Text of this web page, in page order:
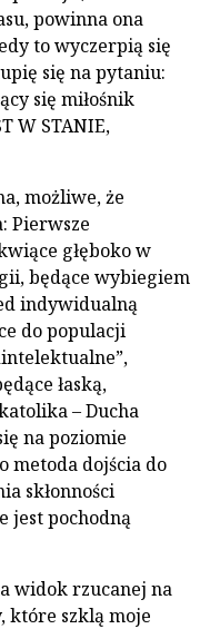
powinna ona
to wyczerpią się
się na pytaniu:
się miłośnik
W STANIE,
możliwe, że
Pierwsze
głęboko w
będące wybiegiem
indywidualną
do populacji
łaską,
– Ducha
na poziomie
metoda dojścia do
skłonności
jest pochodną
widok rzucanej na
które szklą moje